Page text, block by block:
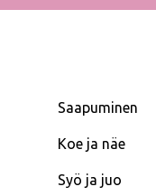
Saapuminen
Koe ja näe
Syö ja juo